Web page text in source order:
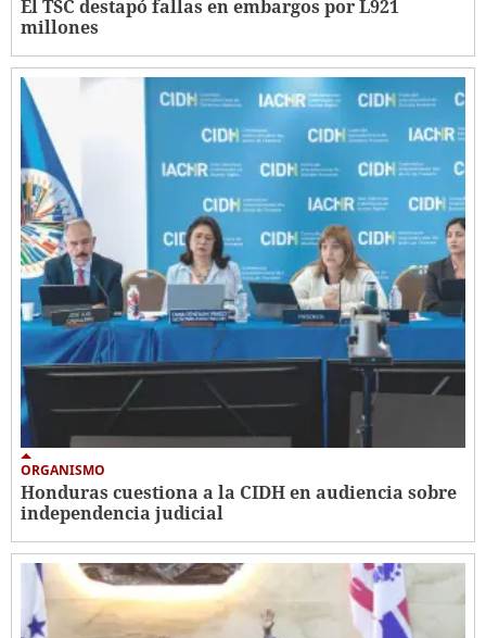
El TSC destapó fallas en embargos por L921
millones
ORGANISMO
Honduras cuestiona a la CIDH en audiencia sobre
independencia judicial